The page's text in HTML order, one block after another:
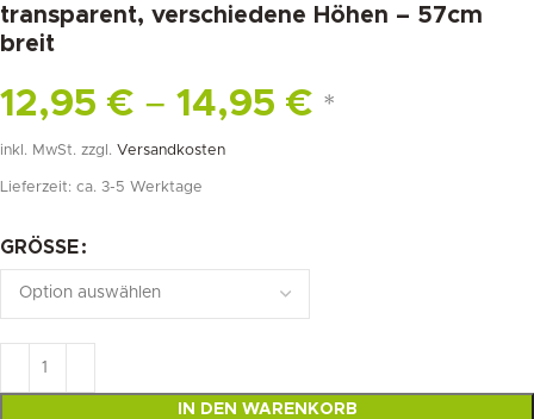
transparent, verschiedene Höhen – 57cm
breit
12,95 € – 14,95 € *
inkl. MwSt. zzgl. Versandkosten
Lieferzeit: ca. 3-5 Werktage
GRÖSSE
IN DEN WARENKORB